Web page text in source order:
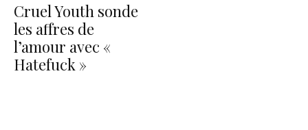
Cruel Youth sonde
les affres de
l’amour avec «
Hatefuck »